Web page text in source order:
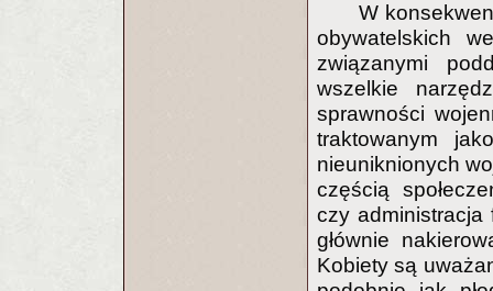
W
obywatelskich
związanymi
wszelkie
sprawności
traktowanym
nieuniknionych
częścią
czy administracja
głównie
Kobiety są